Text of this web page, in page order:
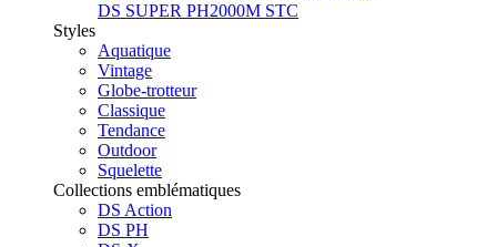
DS SUPER PH2000M STC
Styles
Aquatique
Vintage
Globe-trotteur
Classique
Tendance
Outdoor
Squelette
Collections emblématiques
DS Action
DS PH